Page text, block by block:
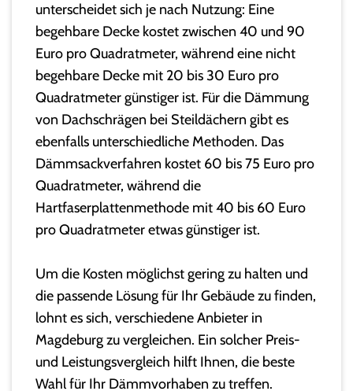
unterscheidet sich je nach Nutzung: Eine
begehbare Decke kostet zwischen 40 und 90
Euro pro Quadratmeter, während eine nicht
begehbare Decke mit 20 bis 30 Euro pro
Quadratmeter günstiger ist. Für die Dämmung
von Dachschrägen bei Steildächern gibt es
ebenfalls unterschiedliche Methoden. Das
Dämmsackverfahren kostet 60 bis 75 Euro pro
Quadratmeter, während die
Hartfaserplattenmethode mit 40 bis 60 Euro
pro Quadratmeter etwas günstiger ist.
Um die Kosten möglichst gering zu halten und
die passende Lösung für Ihr Gebäude zu finden,
lohnt es sich, verschiedene Anbieter in
Magdeburg zu vergleichen. Ein solcher Preis-
und Leistungsvergleich hilft Ihnen, die beste
Wahl für Ihr Dämmvorhaben zu treffen.